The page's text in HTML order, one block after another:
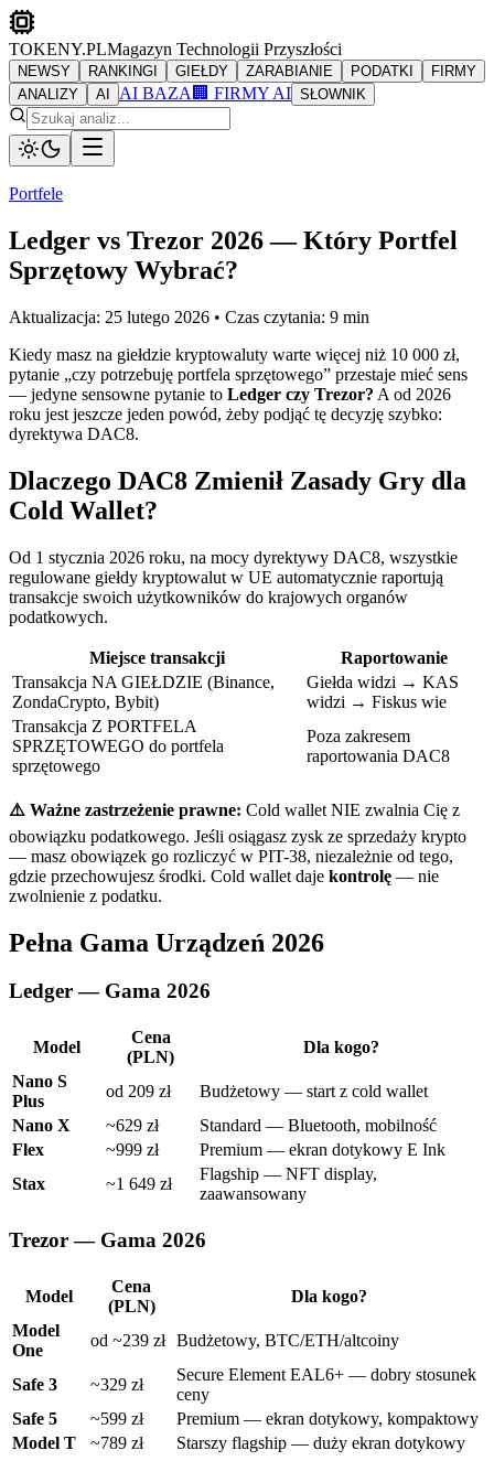
TOKENY.PLMagazyn Technologii Przyszłości
NEWSY RANKINGI GIEŁDY ZARABIANIE PODATKI
FIRMY
ANALIZY
AI AI BAZA 🏢 FIRMY AI SŁOWNIK
Portfele
Ledger vs Trezor 2026 — Który Portfel
Sprzętowy Wybrać?
Aktualizacja: 25 lutego 2026 • Czas czytania: 9 min
Kiedy masz na giełdzie kryptowaluty warte więcej niż 10 000 zł,
pytanie „czy potrzebuję portfela sprzętowego” przestaje mieć sens
— jedyne sensowne pytanie to Ledger czy Trezor? A od 2026
roku jest jeszcze jeden powód, żeby podjąć tę decyzję szybko:
dyrektywa DAC8.
Dlaczego DAC8 Zmienił Zasady Gry dla
Cold Wallet?
Od 1 stycznia 2026 roku, na mocy dyrektywy DAC8, wszystkie
regulowane giełdy kryptowalut w UE automatycznie raportują
transakcje swoich użytkowników do krajowych organów
podatkowych.
Miejsce transakcji
Raportowanie
Transakcja NA GIEŁDZIE (Binance,
ZondaCrypto, Bybit)
Giełda widzi → KAS
widzi → Fiskus wie
Transakcja Z PORTFELA
SPRZĘTOWEGO do portfela
sprzętowego
Poza zakresem
raportowania DAC8
⚠️ Ważne zastrzeżenie prawne: Cold wallet NIE zwalnia Cię z
obowiązku podatkowego. Jeśli osiągasz zysk ze sprzedaży krypto
— masz obowiązek go rozliczyć w PIT-38, niezależnie od tego,
gdzie przechowujesz środki. Cold wallet daje kontrolę — nie
zwolnienie z podatku.
Pełna Gama Urządzeń 2026
Ledger — Gama 2026
Model
Cena
(PLN)
Dla kogo?
Nano S
Plus
od 209 zł
Budżetowy — start z cold wallet
Nano X
~629 zł
Standard — Bluetooth, mobilność
Flex
~999 zł
Premium — ekran dotykowy E Ink
Stax
~1 649 zł
Flagship — NFT display,
zaawansowany
Trezor — Gama 2026
Model
Cena
(PLN)
Dla kogo?
Model
One
od ~239 zł Budżetowy, BTC/ETH/altcoiny
Safe 3 ~329 zł
Secure Element EAL6+ — dobry stosunek
ceny
Safe 5
~599 zł
Premium — ekran dotykowy, kompaktowy
Model T
~789 zł Starszy flagship — duży ekran dotykowy